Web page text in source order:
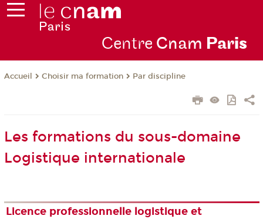
Centre Cnam Paris
Accueil Choisir ma formation Par discipline
Les formations du sous-domaine
Logistique internationale
Licence professionnelle logistique et